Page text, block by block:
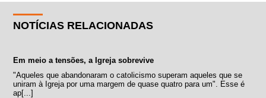
NOTÍCIAS RELACIONADAS
Em meio a tensões, a Igreja sobrevive
"Aqueles que abandonaram o catolicismo superam aqueles que se
uniram à Igreja por uma margem de quase quatro para um". Esse é
ap[...]